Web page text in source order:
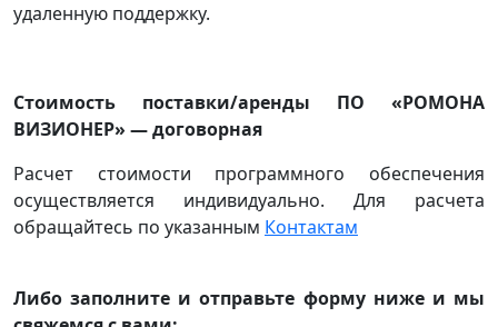
удаленную поддержку.
Стоимость поставки/аренды ПО «РОМОНА
ВИЗИОНЕР» — договорная
Расчет стоимости программного обеспечения
осуществляется индивидуально. Для расчета
обращайтесь по указанным Контактам
Либо заполните и отправьте форму ниже и мы